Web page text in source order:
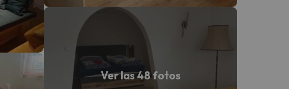
Ver las 48 fotos